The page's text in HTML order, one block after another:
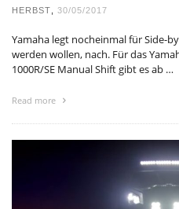
HERBST 30/05/2017
Yamaha legt nocheinmal für Side-
werden wollen, nach. Für das
1000R/SE Manual Shift gibt es ab …
Read more